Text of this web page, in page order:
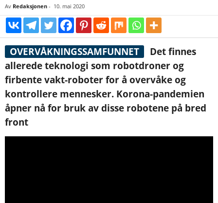
Av Redaksjonen - 10. mai 2020
OVERVÅKNINGSSAMFUNNET
Det finnes
allerede teknologi som robotdroner og
firbente vakt-roboter for å overvåke og
kontrollere mennesker. Korona-pandemien
åpner nå for bruk av disse robotene på bred
front